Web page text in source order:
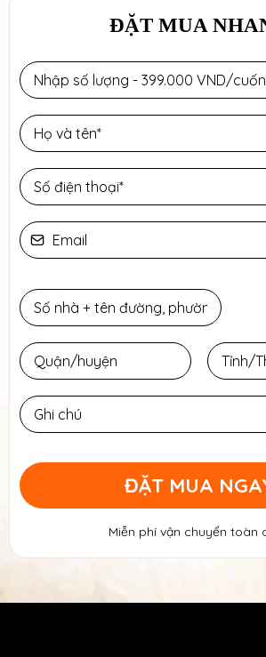
ĐẶT MUA
ĐẶT MUA
Miễn phí vận chuyển toàn